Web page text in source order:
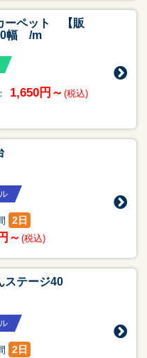
ーペット 【販
幅 /m
1,650円～ (税込)
2日
～ (税込)
ステージ40
2日